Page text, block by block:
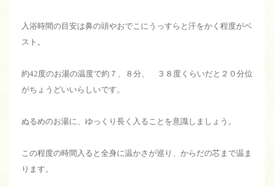
入浴時間の目安は鼻の頭やおでこにうっすらと汗をかく程度がベ
スト。
約42度のお湯の温度で約７、８分、 ３８度くらいだと２０分位
がちょうどいいらしいです。
ぬるめのお湯に、ゆっくり長く入ることを意識しましょう。
この程度の時間入ると全身に温かさが巡り、からだの芯まで温ま
ります。